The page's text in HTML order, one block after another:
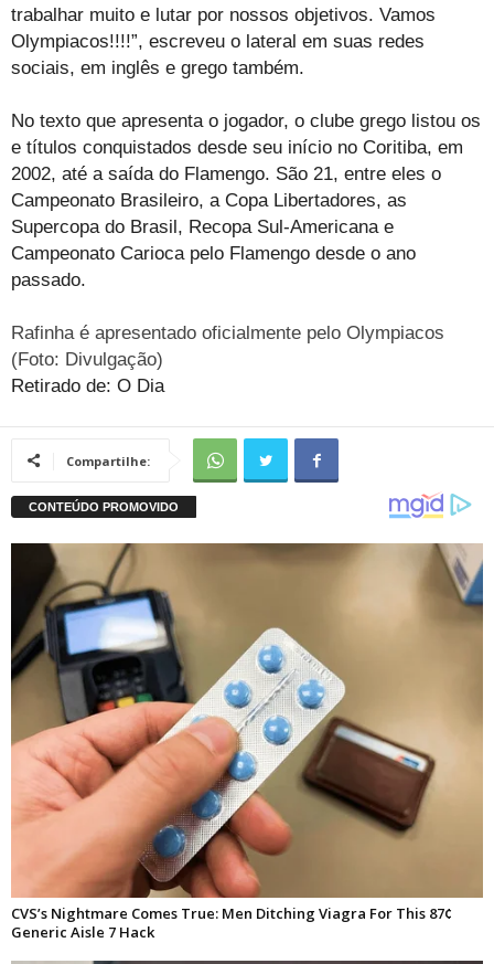
trabalhar muito e lutar por nossos objetivos. Vamos
Olympiacos!!!!”, escreveu o lateral em suas redes
sociais, em inglês e grego também.
No texto que apresenta o jogador, o clube grego listou os
e títulos conquistados desde seu início no Coritiba, em
2002, até a saída do Flamengo. São 21, entre eles o
Campeonato Brasileiro, a Copa Libertadores, as
Supercopa do Brasil, Recopa Sul-Americana e
Campeonato Carioca pelo Flamengo desde o ano
passado.
Rafinha é apresentado oficialmente pelo Olympiacos
(Foto: Divulgação)
Retirado de: O Dia
Compartilhe: